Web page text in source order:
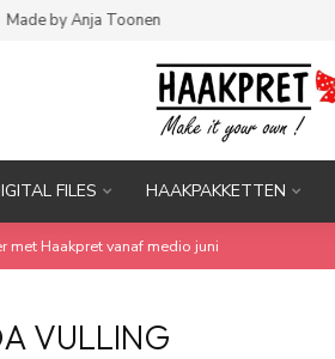
by Anja Toonen
FILES HAAKPAKKETTEN
met Haakpret vanaf medio juni
VULLING